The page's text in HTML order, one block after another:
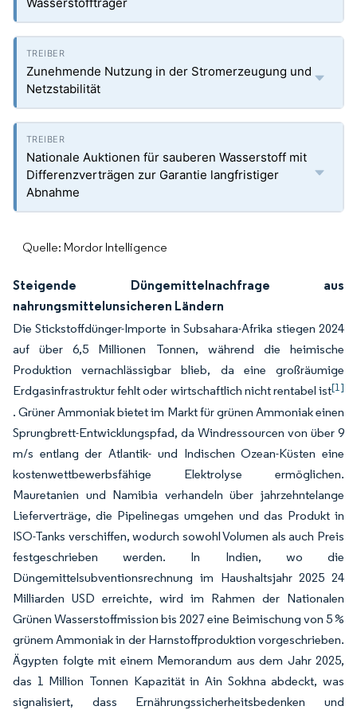
Zunehmende Nutzung in der Stromerzeugung und
Netzstabilität
Nationale Auktionen für sauberen Wasserstoff mit
Differenzverträgen zur Garantie langfristiger
Abnahme
Quelle: Mordor Intelligence
Steigende Düngemittelnachfrage aus
nahrungsmittelunsicheren Ländern
Die Stickstoffdünger-Importe in Subsahara-Afrika stiegen 2024
auf über 6,5 Millionen Tonnen, während die heimische
Produktion vernachlässigbar blieb, da eine großräumige
Erdgasinfrastruktur fehlt oder wirtschaftlich nicht rentabel ist[1]
. Grüner Ammoniak bietet im Markt für grünen Ammoniak einen
Sprungbrett-Entwicklungspfad, da Windressourcen von über 9
m/s entlang der Atlantik- und Indischen Ozean-Küsten eine
kostenwettbewerbsfähige Elektrolyse ermöglichen.
Mauretanien und Namibia verhandeln über jahrzehntelange
Lieferverträge, die Pipelinegas umgehen und das Produkt in
ISO-Tanks verschiffen, wodurch sowohl Volumen als auch Preis
festgeschrieben werden. In Indien, wo die
Düngemittelsubventionsrechnung im Haushaltsjahr 2025 24
Milliarden USD erreichte, wird im Rahmen der Nationalen
Grünen Wasserstoffmission bis 2027 eine Beimischung von 5 %
grünem Ammoniak in der Harnstoffproduktion vorgeschrieben.
Ägypten folgte mit einem Memorandum aus dem Jahr 2025,
das 1 Million Tonnen Kapazität in Ain Sokhna abdeckt, was
signalisiert, dass Ernährungssicherheitsbedenken und